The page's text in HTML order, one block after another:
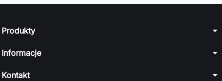
Produkty arrow_drop_down
Informacje arrow_drop_down
Kontakt arrow_drop_down